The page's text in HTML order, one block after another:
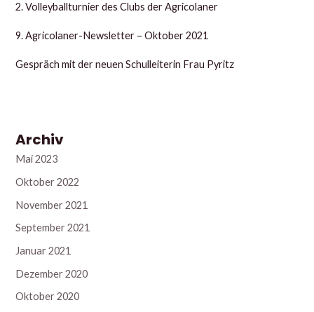
2. Volleyballturnier des Clubs der Agricolaner
9. Agricolaner-Newsletter – Oktober 2021
Gespräch mit der neuen Schulleiterin Frau Pyritz
Archiv
Mai 2023
Oktober 2022
November 2021
September 2021
Januar 2021
Dezember 2020
Oktober 2020